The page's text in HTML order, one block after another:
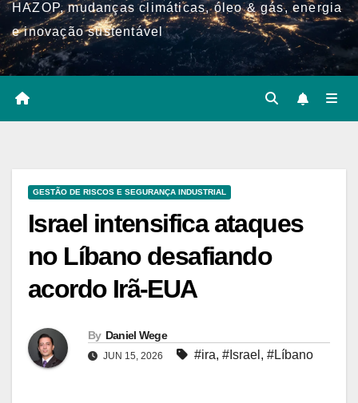
HAZOP, mudanças climáticas, óleo & gás, energia
e inovação sustentável
GESTÃO DE RISCOS E SEGURANÇA INDUSTRIAL
Israel intensifica ataques
no Líbano desafiando
acordo Irã-EUA
By Daniel Wege
JUN 15, 2026 #ira, #Israel , #Líbano